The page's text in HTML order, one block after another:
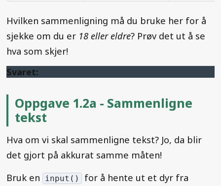
Hvilken sammenligning må du bruke her for å
sjekke om du er 18 eller eldre? Prøv det ut å se
hva som skjer!
Svaret:
Oppgave 1.2a - Sammenligne
tekst
Hva om vi skal sammenligne tekst? Jo, da blir
det gjort på akkurat samme måten!
Bruk en
input()
for å hente ut et dyr fra